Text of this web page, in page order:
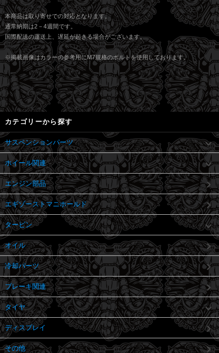
本商品は取り寄せでの対応となります。
通常納期は2－4週間です。
国際配送の運送上、遅延が起きる場合がございます。
※掲載画像はカラーの参考用にM7規格のボルトを使用しております。
カテゴリーから探す
サスペンションパーツ
ホイール関連
エンジン部品
エギゾーストマニホールド
タービン
オイル
冷却パーツ
ブレーキ関連
タイヤ
ディスプレイ
その他